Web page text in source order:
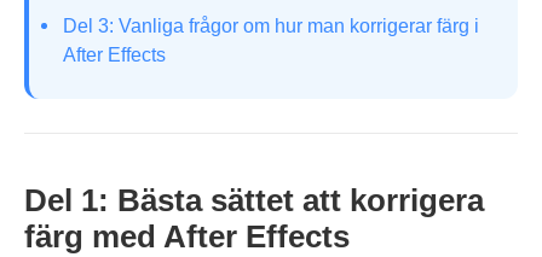
Del 3: Vanliga frågor om hur man korrigerar färg i
After Effects
Del 1: Bästa sättet att korrigera
färg med After Effects